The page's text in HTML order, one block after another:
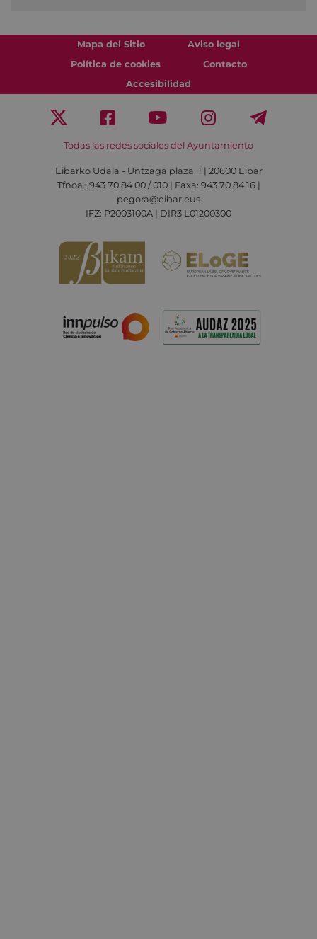
Mapa del Sitio
Aviso legal
Política de cookies
Contacto
Accesibilidad
Todas las redes sociales del Ayuntamiento
Eibarko Udala - Untzaga plaza, 1 | 20600 Eibar
Tfnoa.: 943 70 84 00 / 010 | Faxa: 943 70 84 16 |
pegora@eibar.eus
IFZ: P2003100A | DIR3 L01200300